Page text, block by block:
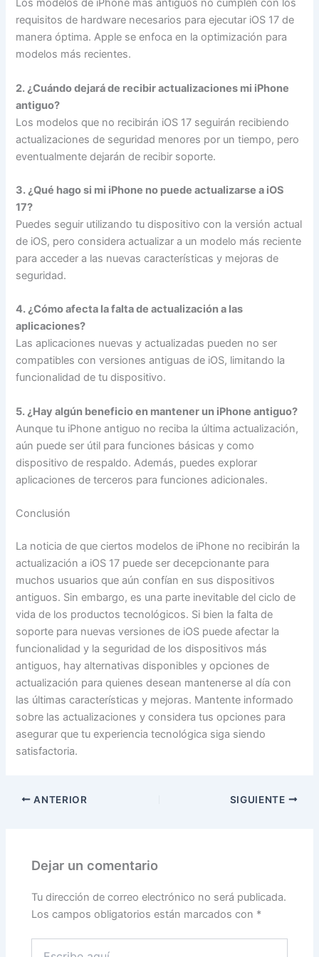
Los modelos de iPhone más antiguos no cumplen con los
requisitos de hardware necesarios para ejecutar iOS 17 de
manera óptima. Apple se enfoca en la optimización para
modelos más recientes.
2. ¿Cuándo dejará de recibir actualizaciones mi iPhone
antiguo?
Los modelos que no recibirán iOS 17 seguirán recibiendo
actualizaciones de seguridad menores por un tiempo, pero
eventualmente dejarán de recibir soporte.
3. ¿Qué hago si mi iPhone no puede actualizarse a iOS
17?
Puedes seguir utilizando tu dispositivo con la versión actual
de iOS, pero considera actualizar a un modelo más reciente
para acceder a las nuevas características y mejoras de
seguridad.
4. ¿Cómo afecta la falta de actualización a las
aplicaciones?
Las aplicaciones nuevas y actualizadas pueden no ser
compatibles con versiones antiguas de iOS, limitando la
funcionalidad de tu dispositivo.
5. ¿Hay algún beneficio en mantener un iPhone antiguo?
Aunque tu iPhone antiguo no reciba la última actualización,
aún puede ser útil para funciones básicas y como
dispositivo de respaldo. Además, puedes explorar
aplicaciones de terceros para funciones adicionales.
Conclusión
La noticia de que ciertos modelos de iPhone no recibirán la
actualización a iOS 17 puede ser decepcionante para
muchos usuarios que aún confían en sus dispositivos
antiguos. Sin embargo, es una parte inevitable del ciclo de
vida de los productos tecnológicos. Si bien la falta de
soporte para nuevas versiones de iOS puede afectar la
funcionalidad y la seguridad de los dispositivos más
antiguos, hay alternativas disponibles y opciones de
actualización para quienes desean mantenerse al día con
las últimas características y mejoras. Mantente informado
sobre las actualizaciones y considera tus opciones para
asegurar que tu experiencia tecnológica siga siendo
satisfactoria.
ANTERIOR SIGUIENTE
Dejar un comentario
Tu dirección de correo electrónico no será publicada.
Los campos obligatorios están marcados con *